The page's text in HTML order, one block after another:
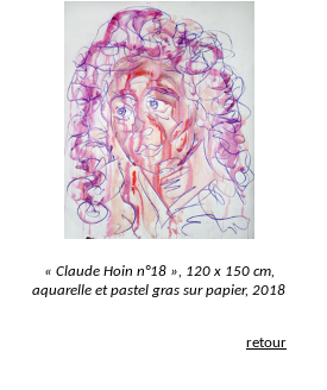
« Claude Hoin n°18 », 120 x 150 cm,
aquarelle et pastel gras sur papier, 2018
retour